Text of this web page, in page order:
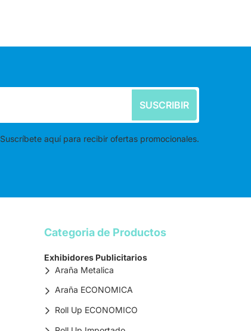
SUSCRIBIR
Suscríbete aquí para recibir ofertas promocionales.
Categoria de Productos
Exhibidores Publicitarios
Araña Metalica
Araña ECONOMICA
Roll Up ECONOMICO